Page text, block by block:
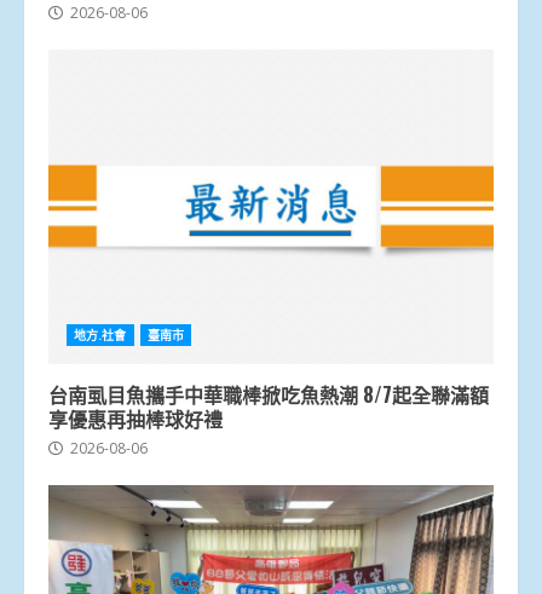
2026-08-06
地方.社會 臺南市
台南虱目魚攜手中華職棒掀吃魚熱潮 8/7起全聯滿額
享優惠再抽棒球好禮
2026-08-06